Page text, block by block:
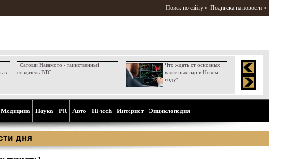
Поиск по сайту » Подписка на новости »
в
Сатоши Накамото - таинственный
создатель BTC
Что ждать от основных
валютных пар в Новом
году?
Медицина Наука PR Aвто Hi-tech Интернет Энциклопедия
дня